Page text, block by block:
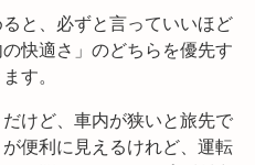
と、必ずと言っていいほど
快適さ」のどちらを優先す
す。
けど、車内が狭いと旅先で
便利に見えるけれど、運転